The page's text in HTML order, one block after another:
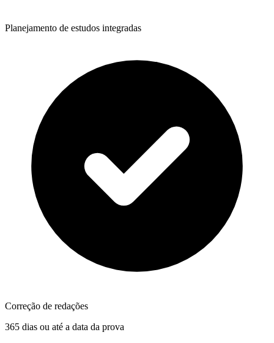
Planejamento de estudos integradas
Correção de redações
365 dias ou até a data da prova